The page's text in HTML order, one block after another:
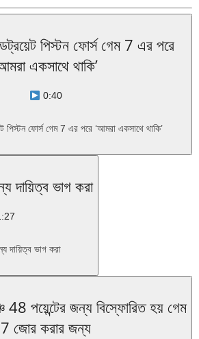
পিস্টন ফোর্স গেম 7 এর পরে
একসাথে থাকি’
0:40
পিস্টন ফোর্স গেম 7 এর পরে ‘আমরা একসাথে থাকি’
দায়িত্ব ভাগ করা
দায়িত্ব ভাগ করা
48 পয়েন্টের জন্য বিস্ফোরিত হয় গেম
7 জোর করার জন্য